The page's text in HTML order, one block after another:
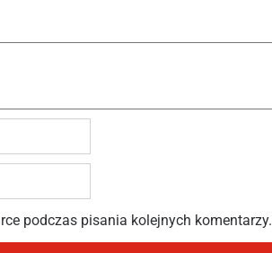
podczas pisania kolejnych komentarzy.